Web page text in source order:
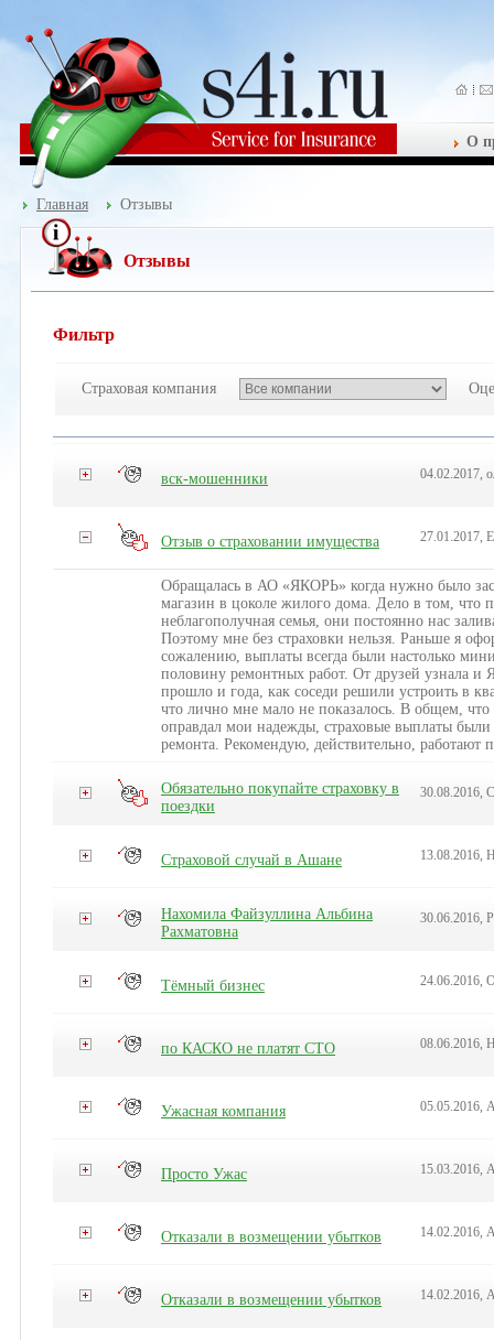
О
Главная Отзывы
Отзывы
Фильтр
Страховая компания
вск-мошенники 04.02.2017,
Отзыв о страховании имущества 27.01.2017,
Обращалась в АО «ЯКОРЬ» когда нужно было
магазин в цоколе жилого дома. Дело в том, что
неблагополучная семья, они постоянно нас
Поэтому мне без страховки нельзя. Раньше я
сожалению, выплаты всегда были настолько
половину ремонтных работ. От друзей узнала и
прошло и года, как соседи решили устроить в
что лично мне мало не показалось. В общем, что
оправдал мои надежды, страховые выплаты
ремонта. Рекомендую, действительно, работают
Обязательно покупайте страховку в
поездки
30.08.2016,
Страховой случай в Ашане 13.08.2016,
Нахомила Файзуллина Альбина
Рахматовна
30.06.2016,
Тёмный бизнес 24.06.2016,
по КАСКО не платят СТО 08.06.2016,
Ужасная компания 05.05.2016,
Просто Ужас 15.03.2016,
Отказали в возмещении убытков 14.02.2016,
Отказали в возмещении убытков 14.02.2016,